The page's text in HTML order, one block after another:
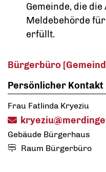
Gemeinde, die
Meldebehörde
erfüllt.
Bürgerbüro
Persönlicher Kontakt
Frau Fatlinda Kryeziu
Gebäude Bürgerhaus
Raum Bürgerbüro